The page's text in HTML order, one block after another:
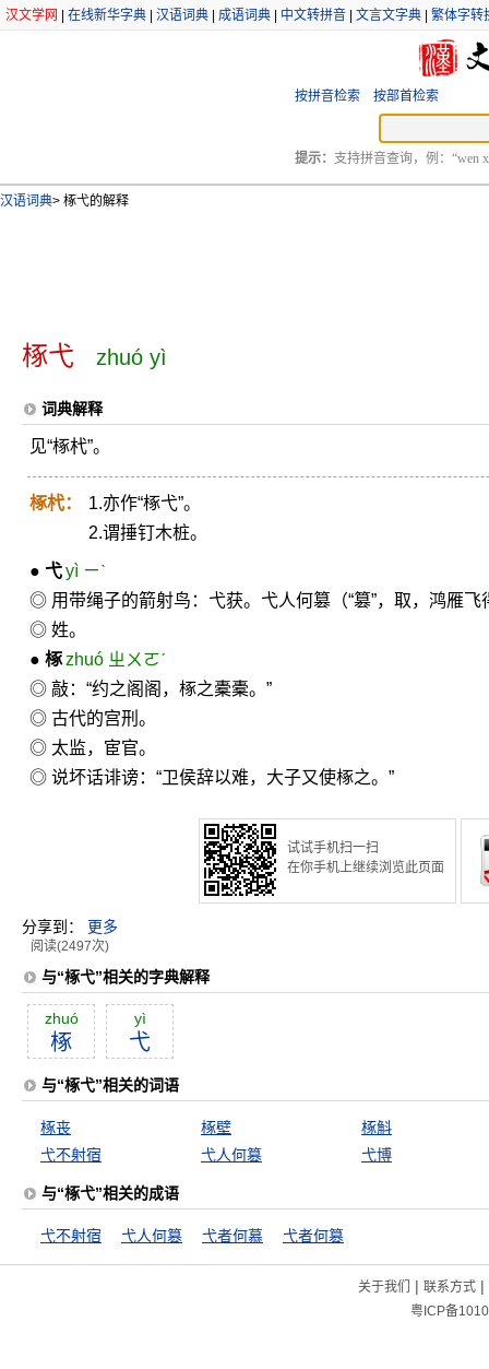
汉文学网 在线新华字典 汉语词典 成语词典 中文转拼音 文言文字典 繁体字转
按拼音检索 按部首检索
提示： 支持拼音查询，例：“wen
汉语词典> 椓弋的解释
椓弋 zhuó yì
词典解释
见“椓杙”。
椓杙：
1.亦作“椓弋”。
2.谓捶钉木桩。
● 弋yì ㄧˋ
◎ 用带绳子的箭射鸟：弋获。弋人何篡（“篡”，取，鸿雁
◎ 姓。
● 椓zhuó ㄓㄨㄛˊ
◎ 敲：“约之阁阁，椓之橐橐。”
◎ 古代的宫刑。
◎ 太监，宦官。
◎ 说坏话诽谤：“卫侯辞以难，大子又使椓之。”
试试手机扫一扫
在你手机上继续浏览此页面
分享到： 更多
阅读(2497次)
与“椓弋”相关的字典解释
zhuó
椓
yì
弋
与“椓弋”相关的词语
椓丧 椓壁
椓斛
弋不射宿
弋人何篡 弋博
与“椓弋”相关的成语
弋不射宿 弋人何篡 弋者何慕 弋者何篡
关于我们 | 联系方式|
粤ICP备